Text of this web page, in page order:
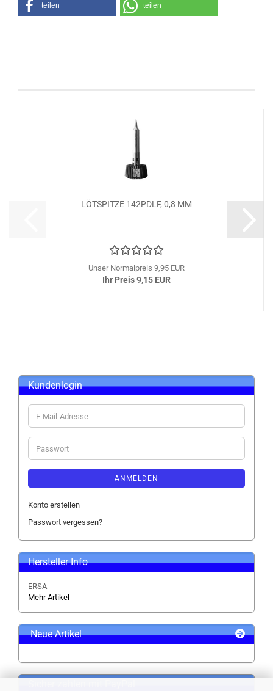
teilen teilen
LÖTSPITZE 142PDLF, 0,8 MM
Unser Normalpreis 9,95 EUR
Ihr Preis 9,15 EUR
Kundenlogin
E-
Mail-
Adresse
Passwort
ANMELDEN
Konto erstellen
Passwort vergessen?
Hersteller Info
ERSA
Mehr Artikel
Neue Artikel